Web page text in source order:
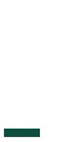
PAGETOP